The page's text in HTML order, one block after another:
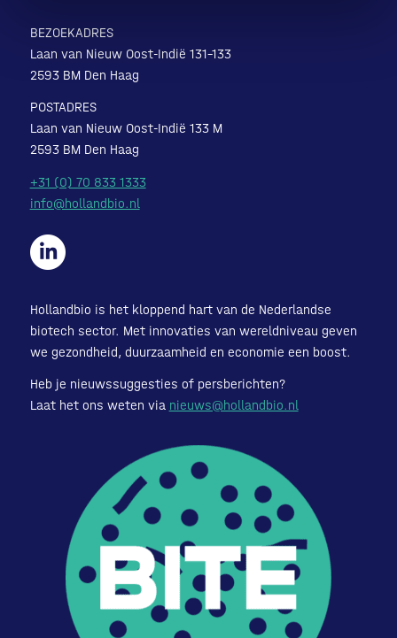
BEZOEKADRES
Laan van Nieuw Oost-Indië 131-133
2593 BM Den Haag
POSTADRES
Laan van Nieuw Oost-Indië 133 M
2593 BM Den Haag
+31 (0) 70 833 1333
info@hollandbio.nl
Hollandbio is het kloppend hart van de Nederlandse
biotech sector. Met innovaties van wereldniveau geven
we gezondheid, duurzaamheid en economie een boost.
Heb je nieuwssuggesties of persberichten?
Laat het ons weten via nieuws@hollandbio.nl